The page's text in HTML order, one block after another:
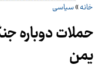
خانه»سیاسی
حملات دوباره
یمن